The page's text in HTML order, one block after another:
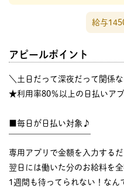
給与
アピールポイント
＼土日だって深夜だって関係
★利用率80％以上の日払いア
■毎日が日払い対象♪
専用アプリで金額を入力するだ
翌日には働いた分のお給料を全
1週間も待ってられない！な